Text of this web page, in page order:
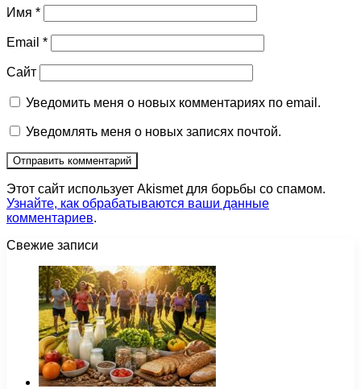
Имя *
Email *
Сайт
Уведомить меня о новых комментариях по email.
Уведомлять меня о новых записях почтой.
Этот сайт использует Akismet для борьбы со спамом.
Узнайте, как обрабатываются ваши данные
комментариев.
Свежие записи